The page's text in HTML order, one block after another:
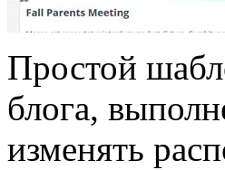
Простой
блога,
изменять